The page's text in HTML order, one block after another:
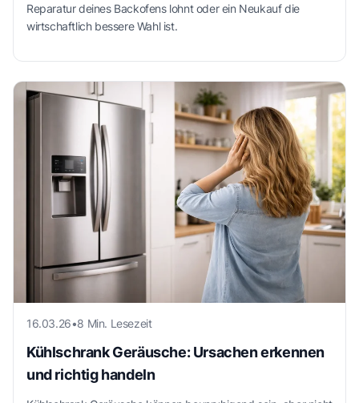
Reparatur deines Backofens lohnt oder ein Neukauf die
wirtschaftlich bessere Wahl ist.
16.03.26•8 Min. Lesezeit
Kühlschrank Geräusche: Ursachen erkennen
und richtig handeln